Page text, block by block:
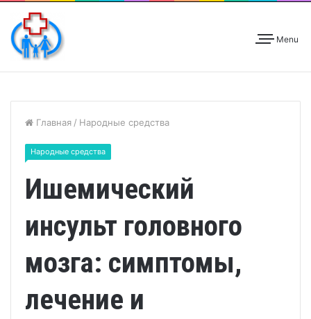
Menu
Главная / Народные средства
Народные средства
Ишемический
инсульт головного
мозга: симптомы,
лечение и